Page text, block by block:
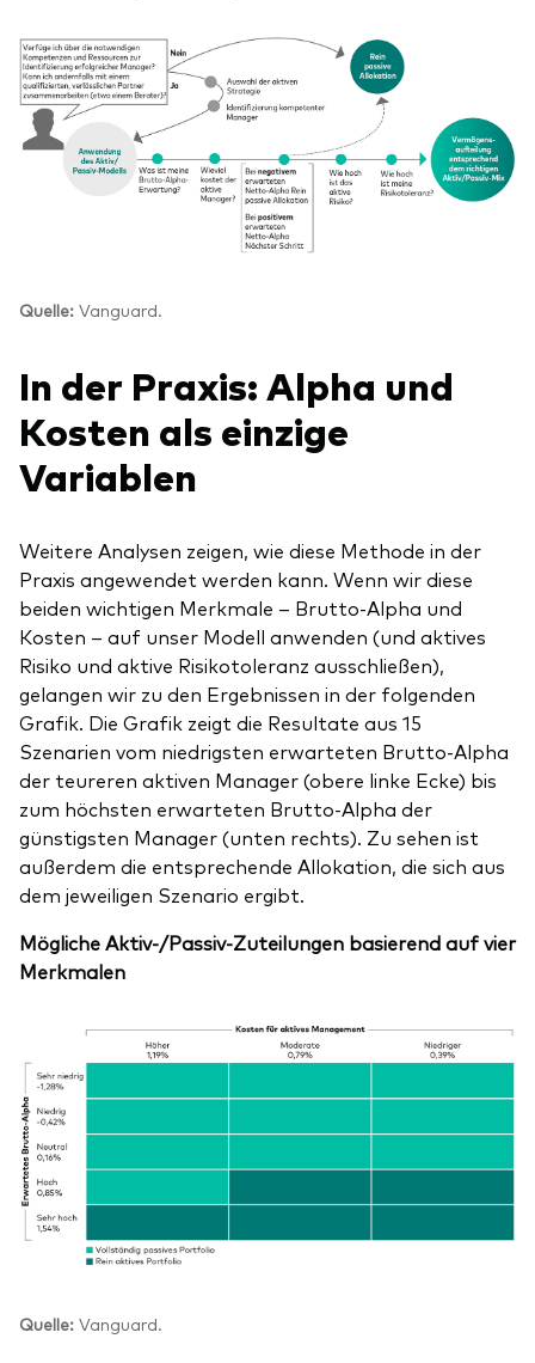
Quelle: Vanguard.
In der Praxis: Alpha und
Kosten als einzige
Variablen
Weitere Analysen zeigen, wie diese Methode in der
Praxis angewendet werden kann. Wenn wir diese
beiden wichtigen Merkmale – Brutto-Alpha und
Kosten – auf unser Modell anwenden (und aktives
Risiko und aktive Risikotoleranz ausschließen),
gelangen wir zu den Ergebnissen in der folgenden
Grafik. Die Grafik zeigt die Resultate aus 15
Szenarien vom niedrigsten erwarteten Brutto-Alpha
der teureren aktiven Manager (obere linke Ecke) bis
zum höchsten erwarteten Brutto-Alpha der
günstigsten Manager (unten rechts). Zu sehen ist
außerdem die entsprechende Allokation, die sich aus
dem jeweiligen Szenario ergibt.
Mögliche Aktiv-/Passiv-Zuteilungen basierend auf vier
Merkmalen
Quelle: Vanguard.